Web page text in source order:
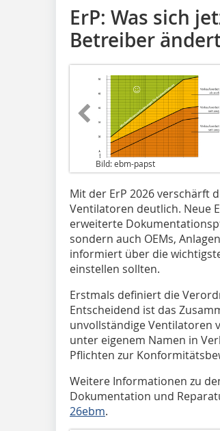
ErP: Was sich
Betreiber
Bild: ebm-papst
Mit der ErP 2026 verschärft
Ventilatoren deutlich. Neue
erweiterte
sondern auch OEMs,
informiert über die
einstellen sollten.
Erstmals definiert die
Entscheidend ist das
unvollständige Ventilatoren
unter eigenem Namen in
Pflichten zur
Weitere Informationen zu
Dokumentation und
26ebm.